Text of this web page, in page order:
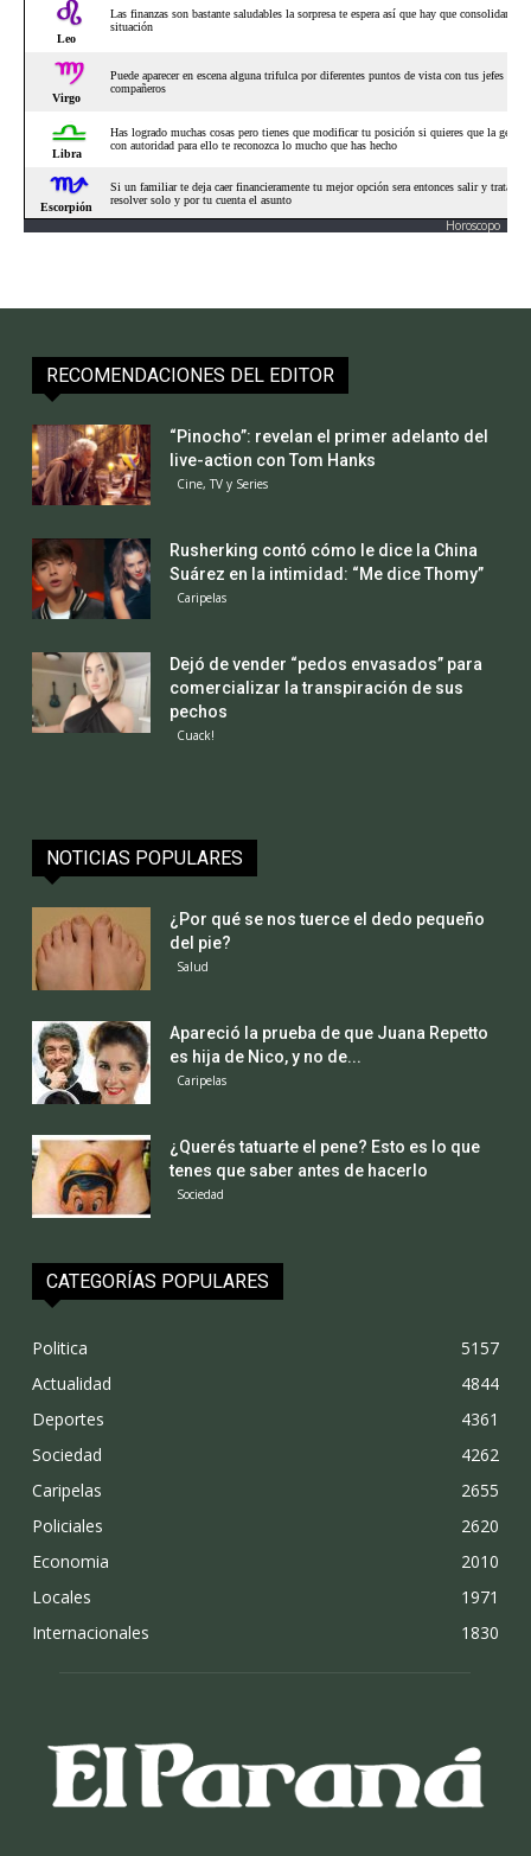
Horoscopo
RECOMENDACIONES DEL EDITOR
“Pinocho”: revelan el primer adelanto del
live-action con Tom Hanks
Cine, TV y Series
Rusherking contó cómo le dice la China
Suárez en la intimidad: “Me dice Thomy”
Caripelas
Dejó de vender “pedos envasados” para
comercializar la transpiración de sus
pechos
Cuack!
NOTICIAS POPULARES
¿Por qué se nos tuerce el dedo pequeño
del pie?
Salud
Apareció la prueba de que Juana Repetto
es hija de Nico, y no de...
Caripelas
¿Querés tatuarte el pene? Esto es lo que
tenes que saber antes de hacerlo
Sociedad
CATEGORÍAS POPULARES
Politica
5157
Actualidad
4844
Deportes
4361
Sociedad
4262
Caripelas
2655
Policiales
2620
Economia
2010
Locales
1971
Internacionales
1830